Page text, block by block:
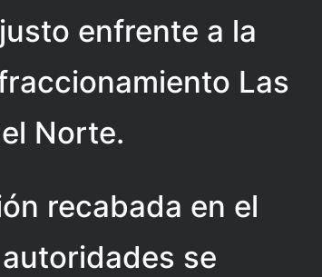
enfrente a la
Las
Norte.
recabada en el
se